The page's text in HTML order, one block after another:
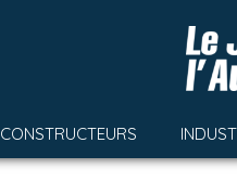
CONSTRUCTEURS